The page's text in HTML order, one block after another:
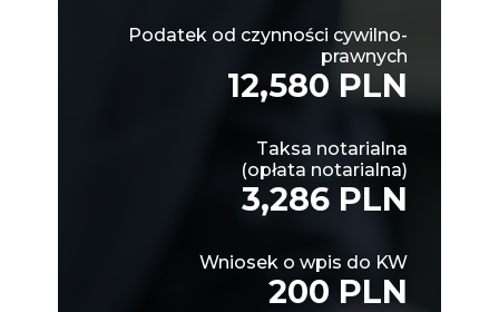
Podatek od czynności cywilno-
prawnych
12,580 PLN
Taksa notarialna
(opłata notarialna)
3,286 PLN
Wniosek o wpis do KW
200 PLN